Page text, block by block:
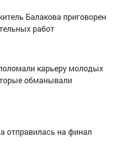
Балакова приговорен
работ
карьеру молодых
обманывали
отправилась на финал